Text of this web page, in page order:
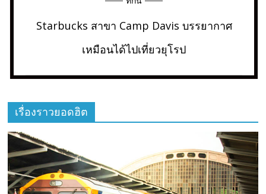
Starbucks สาขา Camp Davis บรรยากาศ
เหมือนได้ไปเที่ยวยุโรป
เรื่องราวยอดฮิต